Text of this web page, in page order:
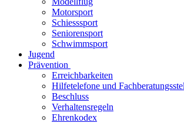
Motorsport
Schiesssport
Seniorensport
Schwimmsport
Jugend
Prävention
Erreichbarkeiten
Hilfetelefone und
Beschluss
Verhaltensregeln
Ehrenkodex